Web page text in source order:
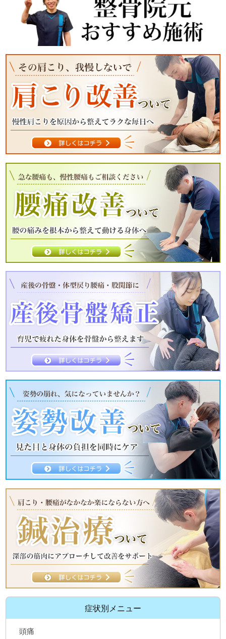
症状別メニュー
頭痛